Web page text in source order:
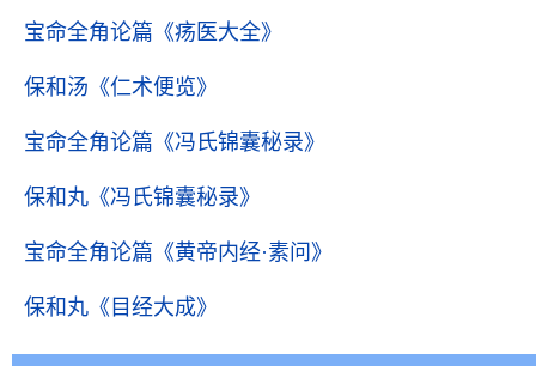
宝命全角论篇 《疡医大全》
保和汤 《仁术便览》
宝命全角论篇 《冯氏锦囊秘录》
保和丸 《冯氏锦囊秘录》
宝命全角论篇 《黄帝内经·素问》
保和丸 《目经大成》